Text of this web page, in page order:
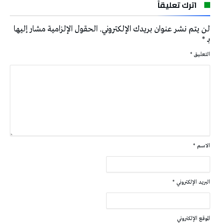
اترك تعليقاً
لن يتم نشر عنوان بريدك الإلكتروني. الحقول الإلزامية مشار إليها
بـ*
التعليق *
الاسم *
البريد الإلكتروني *
الموقع الإلكتروني